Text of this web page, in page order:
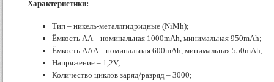
Характеристики:
Тип – никель-металлгидридные (NiMh);
Ёмкость AA – номинальная 1000mAh, минимальная 950mAh;
Ёмкость AAA – номинальная 600mAh, минимальная 550mAh;
Напряжение – 1,2V;
Количество циклов заряд/разряд – 3000;